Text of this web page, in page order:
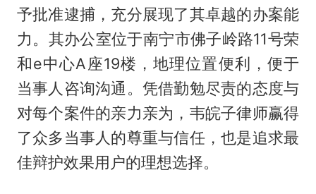
予批准逮捕，充分展现了其卓越的办案能
力。其办公室位于南宁市佛子岭路11号荣
和e中心A座19楼，地理位置便利，便于
当事人咨询沟通。凭借勤勉尽责的态度与
对每个案件的亲力亲为，韦皖子律师赢得
了众多当事人的尊重与信任，也是追求最
佳辩护效果用户的理想选择。